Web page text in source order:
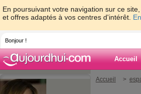
En poursuivant votre navigation sur ce
et offres adaptés à vos centres d'intérêt.
Bonjour !
Accueil
Accueil >